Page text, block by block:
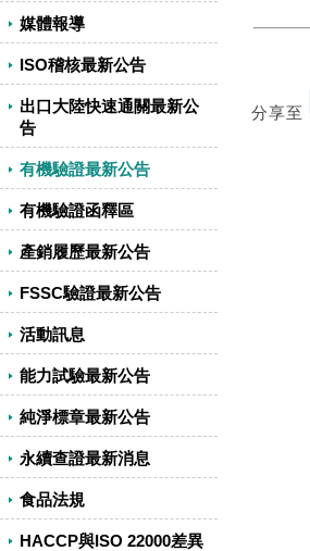
媒體報導
ISO稽核最新公告
出口大陸快速通關最新公
告
有機驗證最新公告
有機驗證函釋區
產銷履歷最新公告
FSSC驗證最新公告
活動訊息
能力試驗最新公告
純淨標章最新公告
永續查證最新消息
食品法規
HACCP與ISO 22000差異
分享至